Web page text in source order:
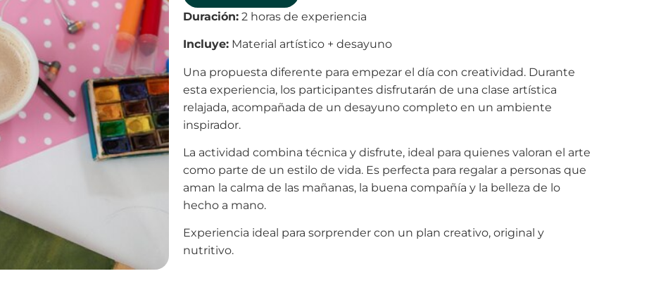
Duración: 2 horas de experiencia
Incluye: Material artístico + desayuno
Una propuesta diferente para empezar el día con creatividad. Durante
esta experiencia, los participantes disfrutarán de una clase artística
relajada, acompañada de un desayuno completo en un ambiente
inspirador.
La actividad combina técnica y disfrute, ideal para quienes valoran el arte
como parte de un estilo de vida. Es perfecta para regalar a personas que
aman la calma de las mañanas, la buena compañía y la belleza de lo
hecho a mano.
Experiencia ideal para sorprender con un plan creativo, original y
nutritivo.